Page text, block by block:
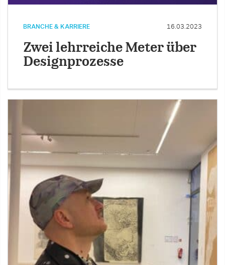
BRANCHE & KARRIERE 16.03.2023
Zwei lehrreiche Meter über
Designprozesse